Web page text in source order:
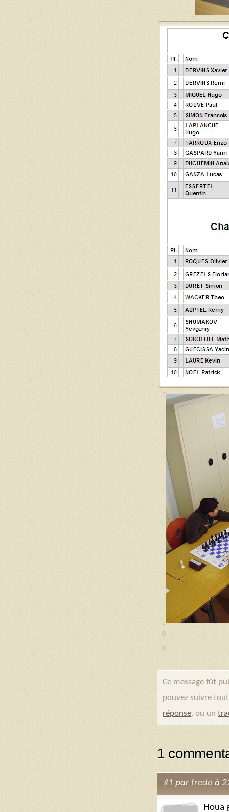
Ce message fût
pouvez suivre
réponse, ou un
1
#1 par fredo à
Houa